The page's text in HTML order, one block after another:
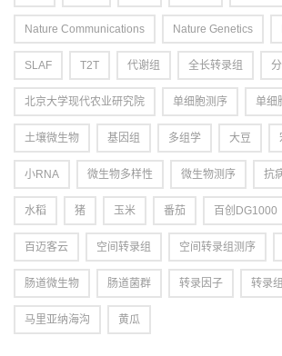
Nature Communications Nature Genetics
SLAF T2T 代谢组 全长转录组
北京大学现代农业研究院 单细胞测序 单细
土壤微生物 基因组 多组学 大豆
小RNA 微生物多样性 微生物测序 抗
水稻 猪 玉米 番茄 百创DG1000
百迈客云 空间转录组 空间转录组测序
肠道微生物 肠道菌群 转录因子 转录组
马里亚纳海沟 黄瓜